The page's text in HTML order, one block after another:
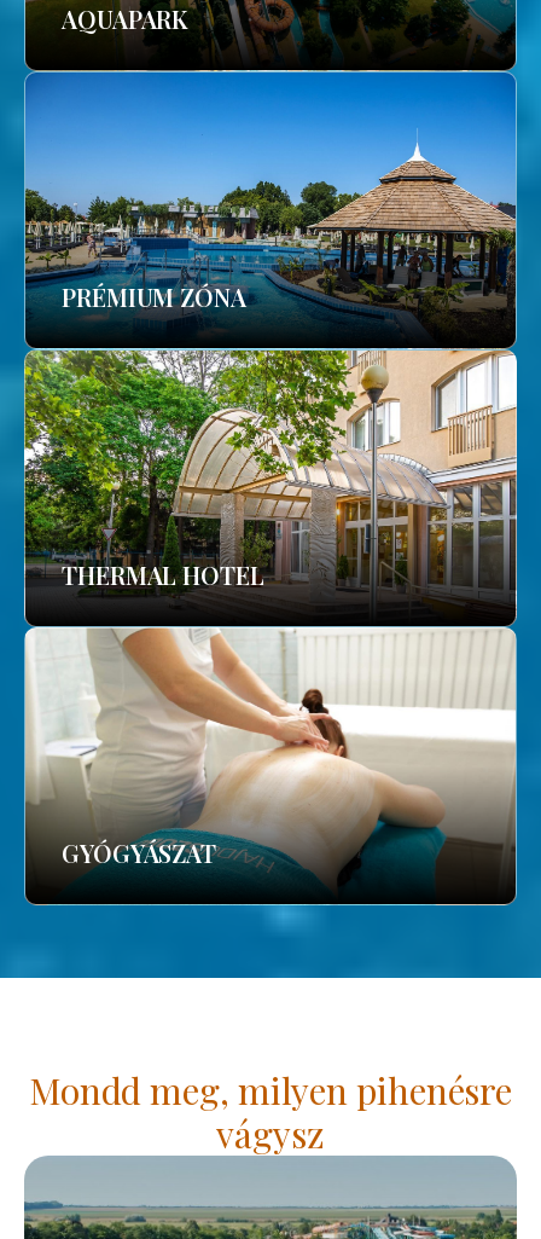
AQUAPARK
PRÉMIUM ZÓNA
THERMAL HOTEL
GYÓGYÁSZAT
Mondd meg, milyen pihenésre
vágysz